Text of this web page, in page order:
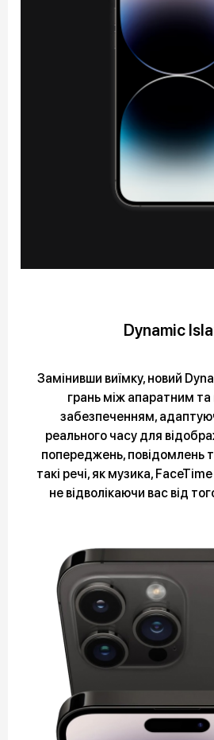
Dynamic
Замінивши виїмку, новий
грань між апаратним
забезпеченням,
реального часу для
попереджень, повідомлень
такі речі, як музика,
не відволікаючи вас від